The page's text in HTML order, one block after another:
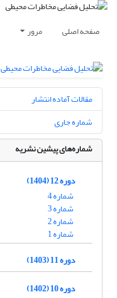
صفحه اصلی مرور
مقالات آماده انتشار
شماره جاری
شماره‌های پیشین نشریه
دوره 12 (1404)
شماره 4
شماره 3
شماره 2
شماره 1
دوره 11 (1403)
دوره 10 (1402)